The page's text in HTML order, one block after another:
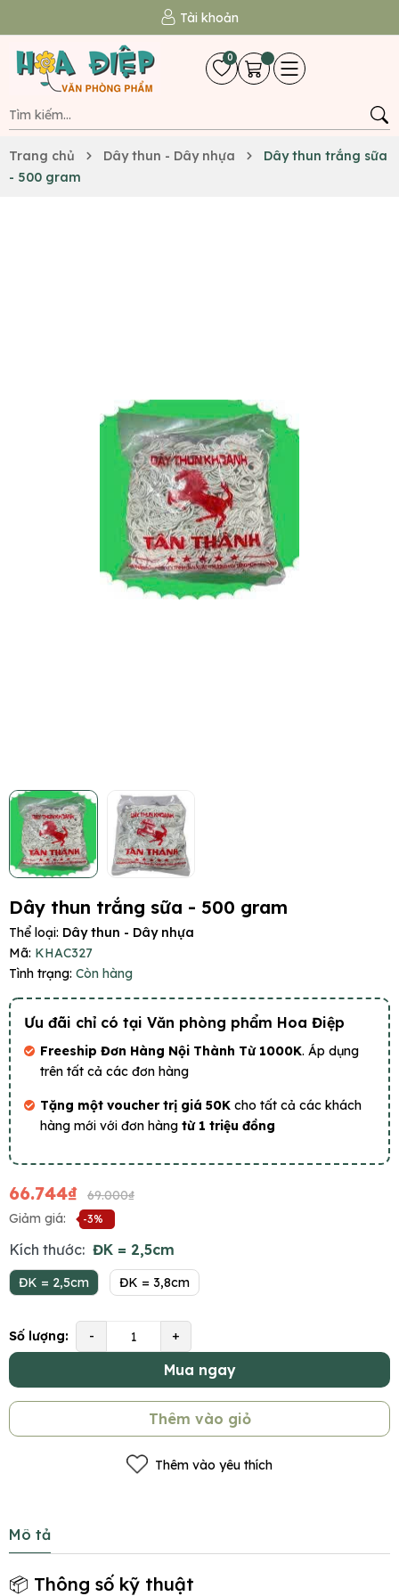
Tài khoản
0
Trang chủ Dây thun - Dây nhựa
Dây thun trắng sữa
- 500 gram
Dây thun trắng sữa - 500 gram
Thể loại: Dây thun - Dây nhựa
Mã: KHAC327
Tình trạng: Còn hàng
Ưu đãi chỉ có tại Văn phòng phẩm Hoa Điệp
Freeship Đơn Hàng Nội Thành Từ 1000K. Áp dụng
trên tất cả các đơn hàng
Tặng một voucher trị giá 50K cho tất cả các khách
hàng mới với đơn hàng từ 1 triệu đồng
66.744₫
69.000₫
Giảm giá:
-3%
Kích thước: ĐK = 2,5cm
ĐK = 2,5cm ĐK = 3,8cm
Số lượng: - +
Mua ngay
Thêm vào giỏ
Thêm vào yêu thích
Mô tả
📦 Thông số kỹ thuật